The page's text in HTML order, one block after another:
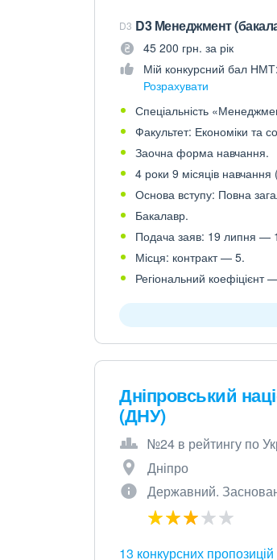
D3 D3 Менеджмент
45 200 грн. за рік
Мій конкурсний бал НМТ:
Розрахувати
Спеціальність
Факультет: Економіки та
Заочна форма навчання.
4 роки 9 місяців
Основа вступу: Повна
Бакалавр.
Подача заяв: 19 липня —
Місця: контракт — 5.
Регіональний коефіцієнт
Дніпровський
(ДНУ)
№24 в рейтингу по
Дніпро
Державний.
13 конкурсних пропозицій